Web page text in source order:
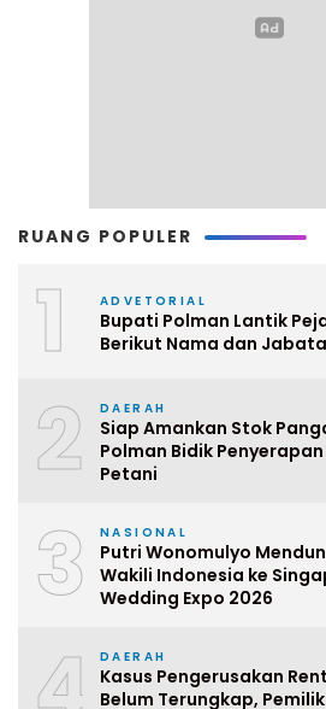
RUANG POPULER
1 ADVETORIAL
Bupati Polman Lantik
Berikut Nama dan
2 DAERAH
Siap Amankan Stok
Polman Bidik Penyerapan
Petani
3 NASIONAL
Putri Wonomulyo
Wakili Indonesia ke
Wedding Expo 2026
DAERAH
Kasus Pengerusakan
Belum Terungkap,